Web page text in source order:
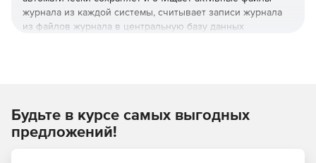
журнала из каждой системы, считывает записи журнала
из файлов журнала в центральную базу данных
Автоматизировать задачи по сбору файлов журналов
в системе и на устройствах.
Будьте в курсе самых выгодных
предложений!